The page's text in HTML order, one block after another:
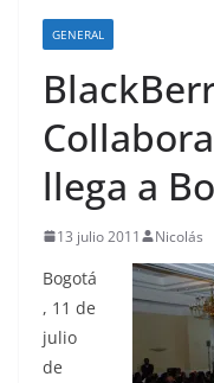
GENERAL
llega a
13 julio 2011 Nicolás
Bogotá
, 11 de
julio
de